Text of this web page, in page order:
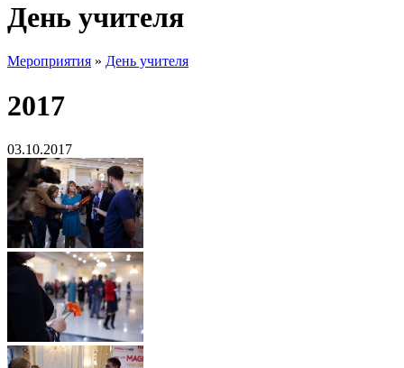
День учителя
Мероприятия » День учителя
2017
03.10.2017